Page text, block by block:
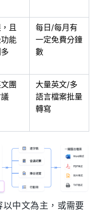
且
能
每日/每月有
一定免費分鐘
數
團
大量英文/多
語言檔案批量
轉寫
中文為主，或需要